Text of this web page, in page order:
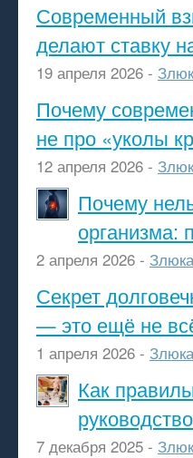
Современный
делают ставку
19 апреля 2026 -
Почему
не про «уколы
12 апреля 2026 -
Почему
организма:
2 апреля 2026 -
Секрет
— это ещё не
1 апреля 2026 -
Как
7 декабря 2025 -